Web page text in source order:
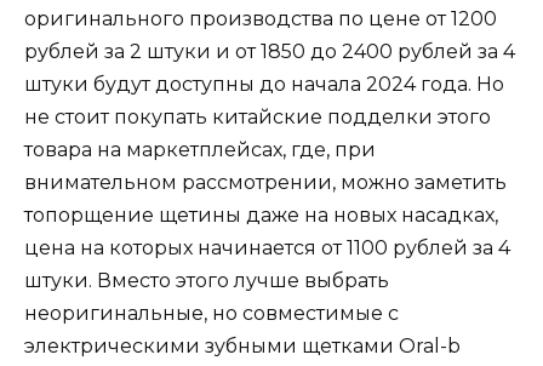
оригинального производства по цене от 1200
рублей за 2 штуки и от 1850 до 2400 рублей за 4
штуки будут доступны до начала 2024 года. Но
не стоит покупать китайские подделки этого
товара на маркетплейсах, где, при
внимательном рассмотрении, можно заметить
топорщение щетины даже на новых насадках,
цена на которых начинается от 1100 рублей за 4
штуки. Вместо этого лучше выбрать
неоригинальные, но совместимые с
электрическими зубными щетками Oral-b